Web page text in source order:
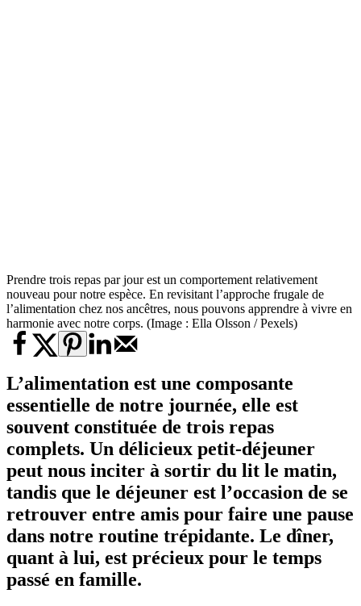
Prendre trois repas par jour est un comportement relativement
nouveau pour notre espèce. En revisitant l’approche frugale de
l’alimentation chez nos ancêtres, nous pouvons apprendre à vivre en
harmonie avec notre corps. (Image : Ella Olsson / Pexels)
L’alimentation est une composante
essentielle de notre journée, elle est
souvent constituée de trois repas
complets. Un délicieux petit-déjeuner
peut nous inciter à sortir du lit le matin,
tandis que le déjeuner est l’occasion de se
retrouver entre amis pour faire une pause
dans notre routine trépidante. Le dîner,
quant à lui, est précieux pour le temps
passé en famille.